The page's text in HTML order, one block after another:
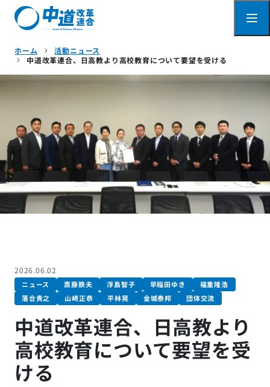
ホーム
活動ニュース
中道改革連合、日高教より高校教育について要望を受ける
中道改革連合、日高教より
高校教育について要望を受
ける
2026.06.02
ニュース 斎藤鉄夫 浮島智子 早稲田ゆき
福重隆浩
落合貴之
山崎正恭 平林晃 金城泰邦 団体交流